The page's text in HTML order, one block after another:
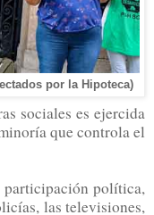
por la Hipoteca)
sociales es ejercida
que controla el
política,
las televisiones,